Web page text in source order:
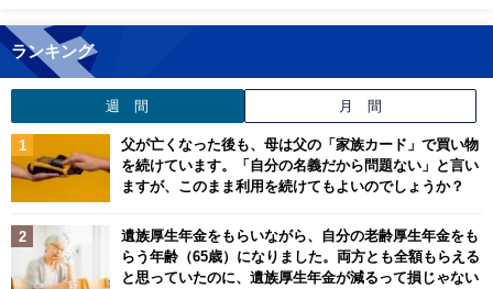
ランキング
週 間 月 間
父が亡くなった後も、母は父の「家族カード」で買い物
を続けています。「自分の名義だから問題ない」と言い
ますが、このまま利用を続けてもよいのでしょうか？
遺族厚生年金をもらいながら、自分の老齢厚生年金をも
らう年齢（65歳）になりました。両方とも全額もらえる
と思っていたのに、遺族厚生年金が減るって損じゃない